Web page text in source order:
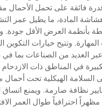
على تحمل الأحمال
المادة، ما يطيل عمر
العرض الأقل جودة.
وتتيح خيارات التكوين
العديد من الصناعات بما
في المناطق ذات
الهيكلية تحت
نظافة صارمة. ويمنع
احترافياً طوال العمر